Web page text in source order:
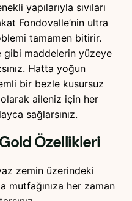
yapılarıyla sıvıları
Fondovalle’nin ultra
tamamen bitirir.
gibi maddelerin yüzeye
Hatta yoğun
bir bezle kusursuz
olarak aileniz için her
sağlarsınız.
Özellikleri
zemin üzerindeki
mutfağınıza her zaman